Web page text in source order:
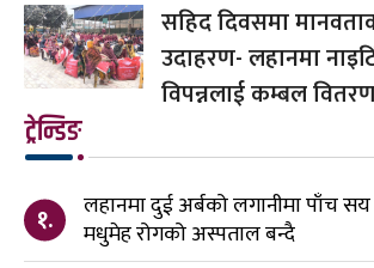
सहिद दिवसमा
उदाहरण- लहानमा
विपन्नलाई कम्बल
ट्रेन्डिङ
१.
लहानमा दुई अर्बको लगानीमा पाँच
मधुमेह रोगको अस्पताल बन्दै